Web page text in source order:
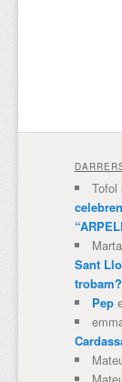
Tofol
Marta
Sant
Pep